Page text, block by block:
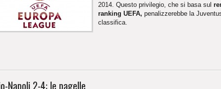
2014. Questo privilegio, che si basa sul
ranking UEFA, penalizzerebbe la
classifica.
Napoli 2-4: le pagelle